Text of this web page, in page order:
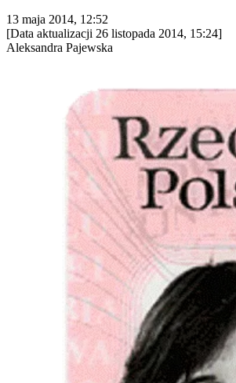
13 maja 2014, 12:52
[Data aktualizacji 26 listopada 2014, 15:24]
Aleksandra Pajewska